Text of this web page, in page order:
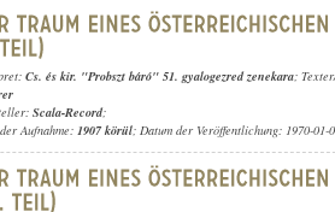
Cs. és kir. "Probszt báró" 51. gyalogezred zenekara;
Scala-Record;
Aufnahme: 1907 körül; Datum der Veröffentlichung: 1970-01-